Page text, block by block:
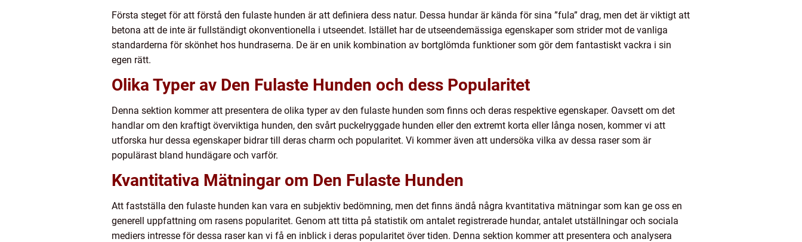
Första steget för att förstå den fulaste hunden är att definiera dess natur. Dessa hundar är kända för sina ”fula” drag, men det är viktigt att
betona att de inte är fullständigt okonventionella i utseendet. Istället har de utseendemässiga egenskaper som strider mot de vanliga
standarderna för skönhet hos hundraserna. De är en unik kombination av bortglömda funktioner som gör dem fantastiskt vackra i sin
egen rätt.
Olika Typer av Den Fulaste Hunden och dess Popularitet
Denna sektion kommer att presentera de olika typer av den fulaste hunden som finns och deras respektive egenskaper. Oavsett om det
handlar om den kraftigt överviktiga hunden, den svårt puckelryggade hunden eller den extremt korta eller långa nosen, kommer vi att
utforska hur dessa egenskaper bidrar till deras charm och popularitet. Vi kommer även att undersöka vilka av dessa raser som är
populärast bland hundägare och varför.
Kvantitativa Mätningar om Den Fulaste Hunden
Att fastställa den fulaste hunden kan vara en subjektiv bedömning, men det finns ändå några kvantitativa mätningar som kan ge oss en
generell uppfattning om rasens popularitet. Genom att titta på statistik om antalet registrerade hundar, antalet utställningar och sociala
mediers intresse för dessa raser kan vi få en inblick i deras popularitet över tiden. Denna sektion kommer att presentera och analysera